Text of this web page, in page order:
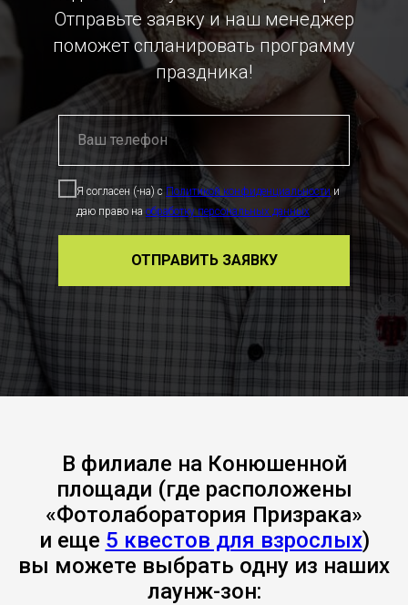
Отправьте заявку и наш менеджер
поможет спланировать программу
праздника!
Я согласен (-на) с Политикой конфиденциальности и
даю право на обработку персональных данных
ОТПРАВИТЬ ЗАЯВКУ
В филиале на Конюшенной
площади (где расположены
«Фотолаборатория Призрака»
и еще 5 квестов для взрослых)
вы можете выбрать одну из наших
лаунж-зон: